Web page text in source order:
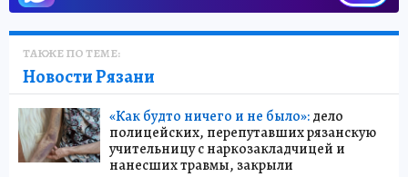
ТАКЖЕ ПО ТЕМЕ:
Новости Рязани
«Как будто ничего и не было»:дело
полицейских, перепутавших рязанскую
учительницу с наркозакладчицей и
нанесших травмы, закрыли